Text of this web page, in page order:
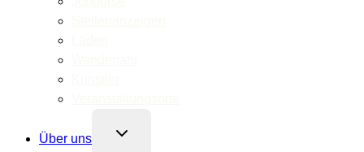
Über uns
Untermenü